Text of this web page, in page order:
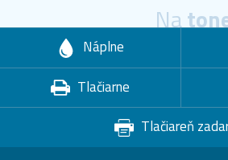
Na
Náplne
Tlačiarne
Tlačiareň